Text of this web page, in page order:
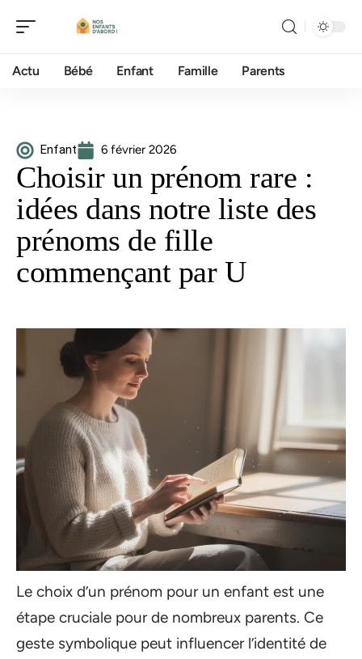
Actu Bébé Enfant Famille Parents
Enfant 6 février 2026
Choisir un prénom rare :
idées dans notre liste des
prénoms de fille
commençant par U
Le choix d’un prénom pour un enfant est une
étape cruciale pour de nombreux parents. Ce
geste symbolique peut influencer l’identité de